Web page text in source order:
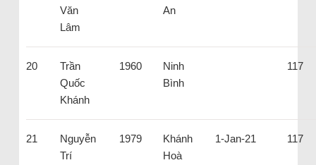
Văn
Lâm
An
20
Trần
Quốc
Khánh
1960
Ninh
Bình
117
21
Nguyễn
Trí
1979
Khánh
Hoà
1-Jan-21 117